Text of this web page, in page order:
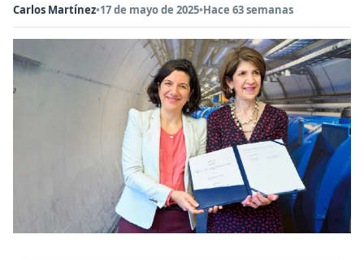
Carlos Martínez•17 de mayo de 2025•Hace 63 semanas